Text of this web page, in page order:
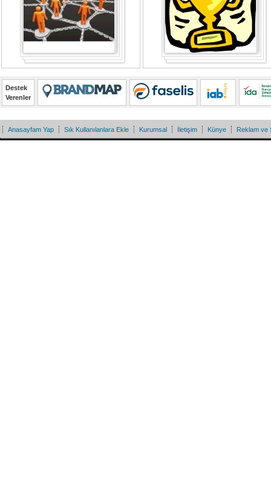
Destek
Verenler
Anasayfam Yap Sık Kullanılanlara Ekle Kurumsal İletişim Künye Reklam ve